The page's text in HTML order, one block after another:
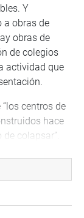
Y
a obras de
obras de
de colegios
actividad que
centros de
hace
colapsar”.
visitamos
gestionar y